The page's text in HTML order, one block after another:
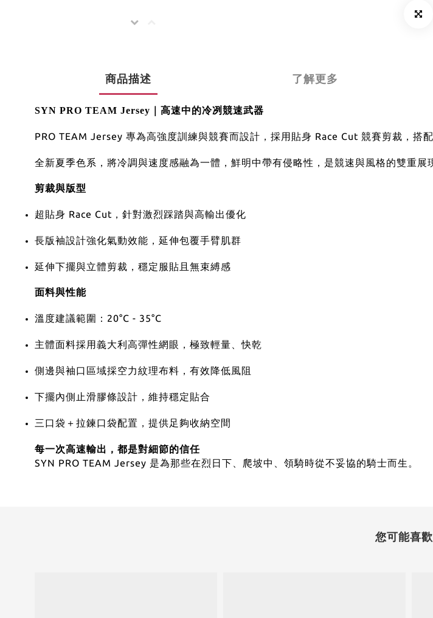
商品描述 了解更多
SYN PRO TEAM Jersey｜高速中的冷冽競速武器
PRO TEAM Jersey 專為高強度訓練與競賽而設計，採用貼身 Race Cut 競賽剪裁，搭
全新夏季色系，將冷調與速度感融為一體，鮮明中帶有侵略性，是競速與風格的雙重展
剪裁與版型
超貼身 Race Cut，針對激烈踩踏與高輸出優化
長版袖設計強化氣動效能，延伸包覆手臂肌群
延伸下擺與立體剪裁，穩定服貼且無束縛感
面料與性能
溫度建議範圍：20°C - 35°C
主體面料採用義大利高彈性網眼，極致輕量、快乾
側邊與袖口區域採空力紋理布料，有效降低風阻
下擺內側止滑膠條設計，維持穩定貼合
三口袋＋拉鍊口袋配置，提供足夠收納空間
每一次高速輸出，都是對細節的信任
SYN PRO TEAM Jersey 是為那些在烈日下、爬坡中、領騎時從不妥協的騎士而生。
您可能喜